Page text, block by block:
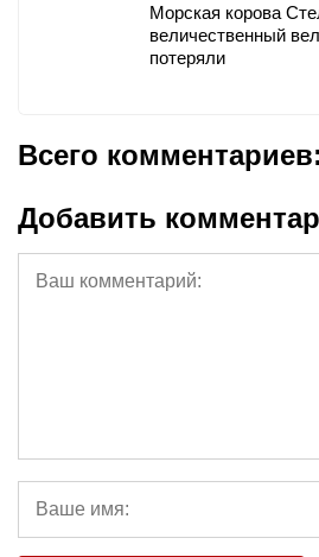
Морская корова
величественный
потеряли
Всего
Добавить